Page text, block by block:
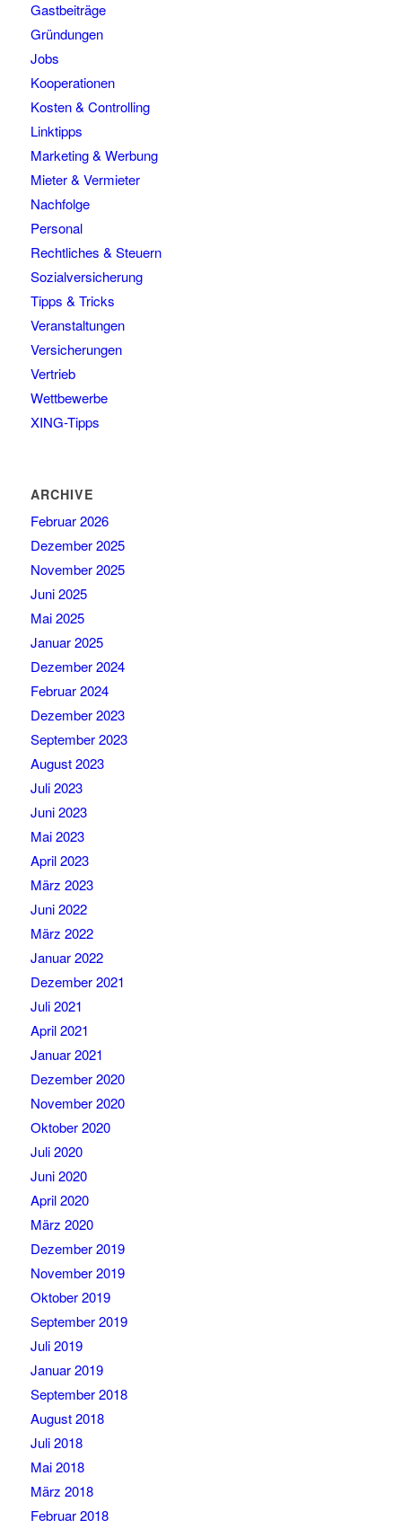
Gastbeiträge
Gründungen
Jobs
Kooperationen
Kosten & Controlling
Linktipps
Marketing & Werbung
Mieter & Vermieter
Nachfolge
Personal
Rechtliches & Steuern
Sozialversicherung
Tipps & Tricks
Veranstaltungen
Versicherungen
Vertrieb
Wettbewerbe
XING-Tipps
ARCHIVE
Februar 2026
Dezember 2025
November 2025
Juni 2025
Mai 2025
Januar 2025
Dezember 2024
Februar 2024
Dezember 2023
September 2023
August 2023
Juli 2023
Juni 2023
Mai 2023
April 2023
März 2023
Juni 2022
März 2022
Januar 2022
Dezember 2021
Juli 2021
April 2021
Januar 2021
Dezember 2020
November 2020
Oktober 2020
Juli 2020
Juni 2020
April 2020
März 2020
Dezember 2019
November 2019
Oktober 2019
September 2019
Juli 2019
Januar 2019
September 2018
August 2018
Juli 2018
Mai 2018
März 2018
Februar 2018